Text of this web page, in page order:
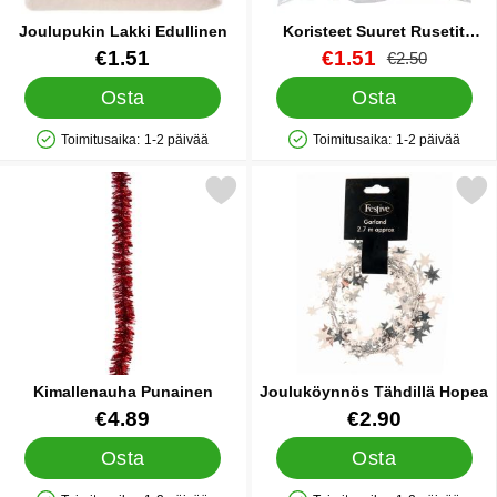
Joulupukin Lakki Edullinen
Tuote.nro 9737€1.51
Osta
Saatavuus: Varastossa
Toimitusaika: 1-2 päivää
Koristeet Suuret Rusetit
Hopea/Kulta
Tuote.nro 32517uusi hinta
€1.51 vanha hinta
€2.50
Osta
Saatavuus: Varastossa
Toimitusaika: 1-2 päivää
Kimallenauha Punainen
Tuote.nro 25345
€4.89
Osta
Merkitse kimallenauha Punainen suosikiksi
Jouluköynnös Tähdillä Hopea
Tuote.nro 25350
€2.90
Osta
Merkitse jouluköynnös